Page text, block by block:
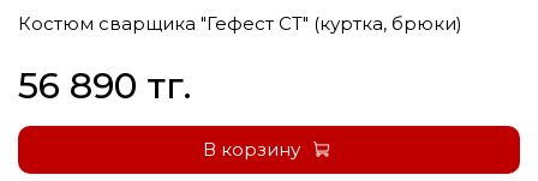
Костюм сварщика "Гефест СТ" (куртка, брюки)
56 890 тг.
В корзину